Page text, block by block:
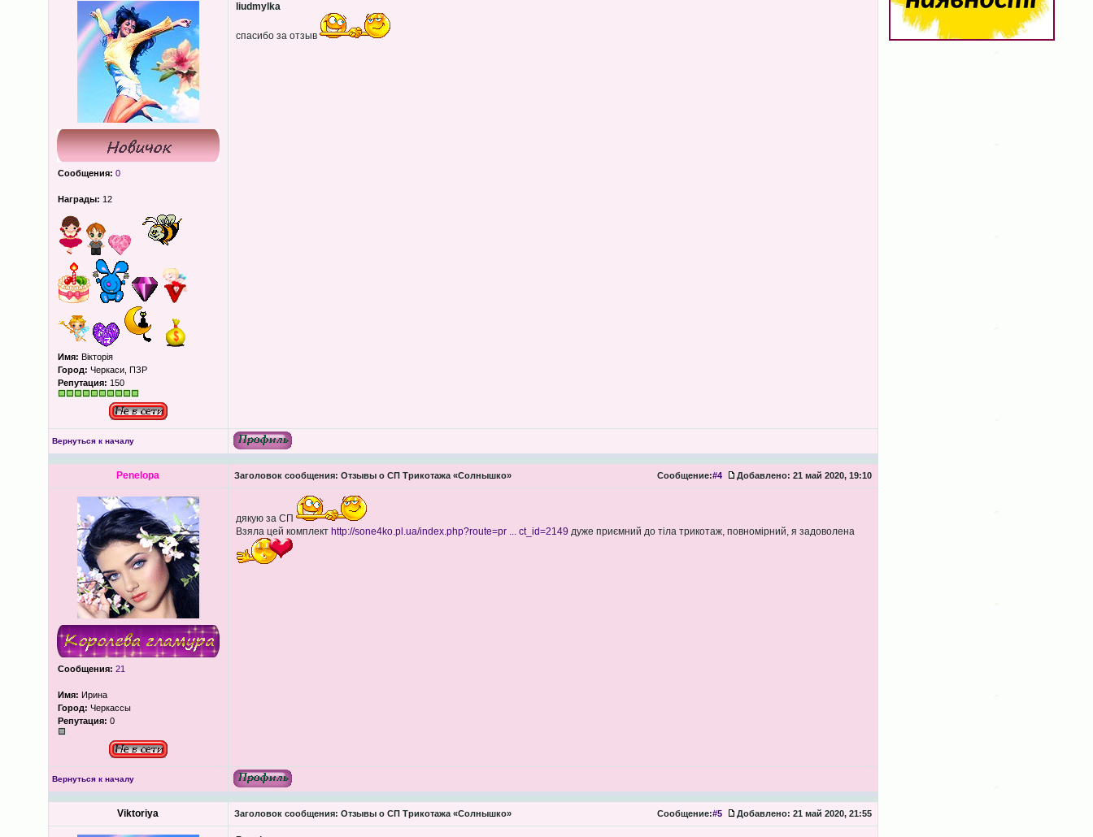
Сообщения: 0
Награды: 12
Имя: Вікторія
Город: Черкаси, ПЗР
Репутация: 150
liudmylka
спасибо за отзыв
Вернуться к началу
Penelopa Заголовок сообщения: Отзывы о СП Трикотажа «Солнышко» Сообщение:#4 Добавлено: 21 май 2020, 19:10
Сообщения: 21
Имя: Ирина
Город: Черкассы
Репутация: 0
дякую за СП
Взяла цей комплект http://sone4ko.pl.ua/index.php?route=pr ... ct_id=2149 дуже приємний до тіла трикотаж, повномірний, я задоволена
Вернуться к началу
Viktoriya Заголовок сообщения: Отзывы о СП Трикотажа «Солнышко» Сообщение:#5 Добавлено: 21 май 2020, 21:55